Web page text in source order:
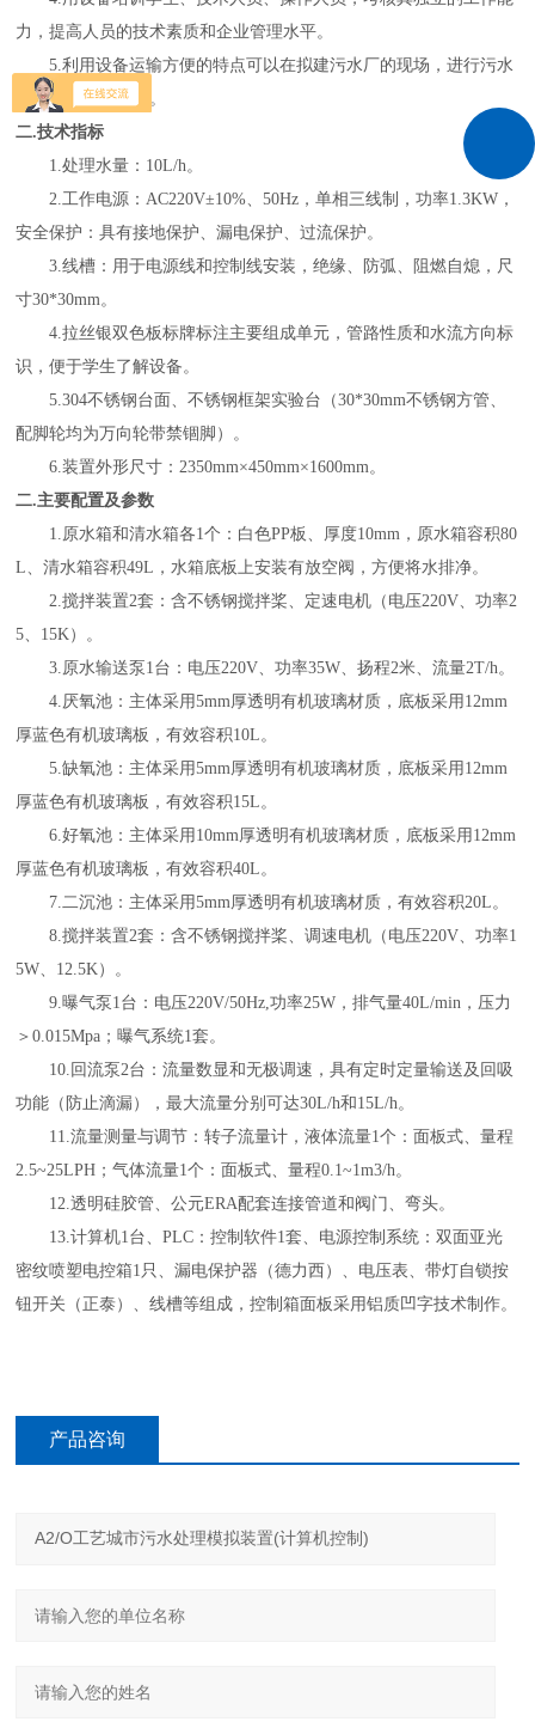
力，提高人员的技术素质和企业管理水平。
5.利用设备运输方便的特点可以在拟建污水厂的现场，进行污水
处理可行性的试验。
二.技术指标
1.处理水量：10L/h。
2.工作电源：AC220V±10%、50Hz，单相三线制，功率1.3KW，
安全保护：具有接地保护、漏电保护、过流保护。
3.线槽：用于电源线和控制线安装，绝缘、防弧、阻燃自熄，尺
寸30*30mm。
4.拉丝银双色板标牌标注主要组成单元，管路性质和水流方向标
识，便于学生了解设备。
5.304不锈钢台面、不锈钢框架实验台（30*30mm不锈钢方管、
配脚轮均为万向轮带禁锢脚）。
6.装置外形尺寸：2350mm×450mm×1600mm。
二.主要配置及参数
1.原水箱和清水箱各1个：白色PP板、厚度10mm，原水箱容积80
L、清水箱容积49L，水箱底板上安装有放空阀，方便将水排净。
2.搅拌装置2套：含不锈钢搅拌桨、定速电机（电压220V、功率2
5、15K）。
3.原水输送泵1台：电压220V、功率35W、扬程2米、流量2T/h。
4.厌氧池：主体采用5mm厚透明有机玻璃材质，底板采用12mm
厚蓝色有机玻璃板，有效容积10L。
5.缺氧池：主体采用5mm厚透明有机玻璃材质，底板采用12mm
厚蓝色有机玻璃板，有效容积15L。
6.好氧池：主体采用10mm厚透明有机玻璃材质，底板采用12mm
厚蓝色有机玻璃板，有效容积40L。
7.二沉池：主体采用5mm厚透明有机玻璃材质，有效容积20L。
8.搅拌装置2套：含不锈钢搅拌桨、调速电机（电压220V、功率1
5W、12.5K）。
9.曝气泵1台：电压220V/50Hz,功率25W，排气量40L/min，压力
＞0.015Mpa；曝气系统1套。
10.回流泵2台：流量数显和无极调速，具有定时定量输送及回吸
功能（防止滴漏），最大流量分别可达30L/h和15L/h。
11.流量测量与调节：转子流量计，液体流量1个：面板式、量程
2.5~25LPH；气体流量1个：面板式、量程0.1~1m3/h。
12.透明硅胶管、公元ERA配套连接管道和阀门、弯头。
13.计算机1台、PLC：控制软件1套、电源控制系统：双面亚光
密纹喷塑电控箱1只、漏电保护器（德力西）、电压表、带灯自锁按
钮开关（正泰）、线槽等组成，控制箱面板采用铝质凹字技术制作。
产品咨询